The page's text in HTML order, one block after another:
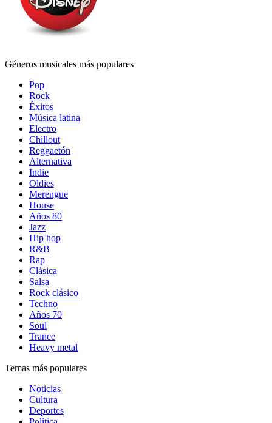
Géneros musicales más populares
Pop
Rock
Éxitos
Música latina
Electro
Chillout
Reggaetón
Alternativa
Indie
Oldies
Merengue
House
Años 80
Jazz
Hip hop
R&B
Rap
Clásica
Salsa
Rock clásico
Techno
Años 70
Soul
Trance
Heavy metal
Temas más populares
Noticias
Cultura
Deportes